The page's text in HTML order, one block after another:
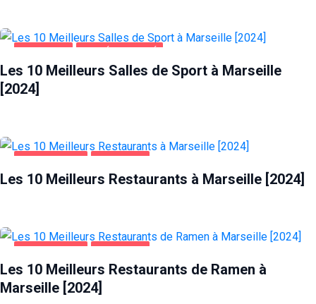
Les 10 Meilleurs Salles de Sport à Marseille
[2024]
Les 10 Meilleurs Restaurants à Marseille [2024]
Les 10 Meilleurs Restaurants de Ramen à
Marseille [2024]